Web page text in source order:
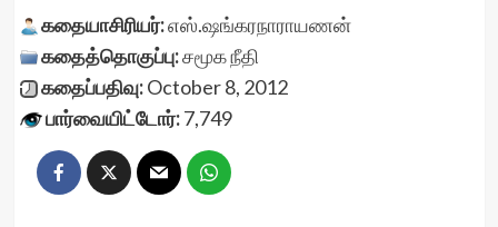
கதையாசிரியர்:எஸ்.ஷங்கரநாராயணன்
கதைத்தொகுப்பு:சமூக நீதி
கதைப்பதிவு:October 8, 2012
பார்வையிட்டோர்:7,749